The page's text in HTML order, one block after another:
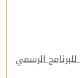
الرسمي